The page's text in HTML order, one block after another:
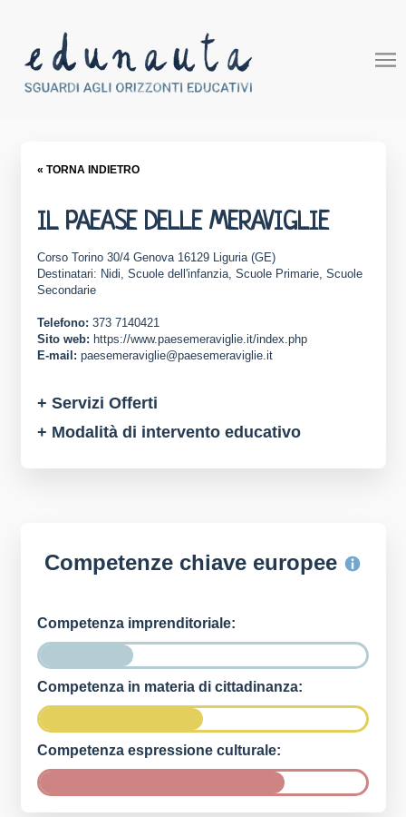
« TORNA INDIETRO
IL PAEASE DELLE MERAVIGLIE
Corso Torino 30/4 Genova 16129 Liguria (GE)
Destinatari: Nidi, Scuole dell'infanzia, Scuole Primarie, Scuole
Secondarie
Telefono: 373 7140421
Sito web: https://www.paesemeraviglie.it/index.php
E-mail: paesemeraviglie@paesemeraviglie.it
+ Servizi Offerti
+ Modalità di intervento educativo
Competenze chiave europee
Competenza imprenditoriale:
Competenza in materia di cittadinanza:
Competenza espressione culturale: